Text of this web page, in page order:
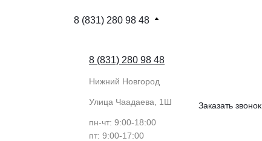
8 (831) 280 98 48
8 (831) 280 98 48
Нижний Новгород
Улица Чаадаева, 1Ш
пн-чт: 9:00-18:00
пт: 9:00-17:00
Заказать звонок